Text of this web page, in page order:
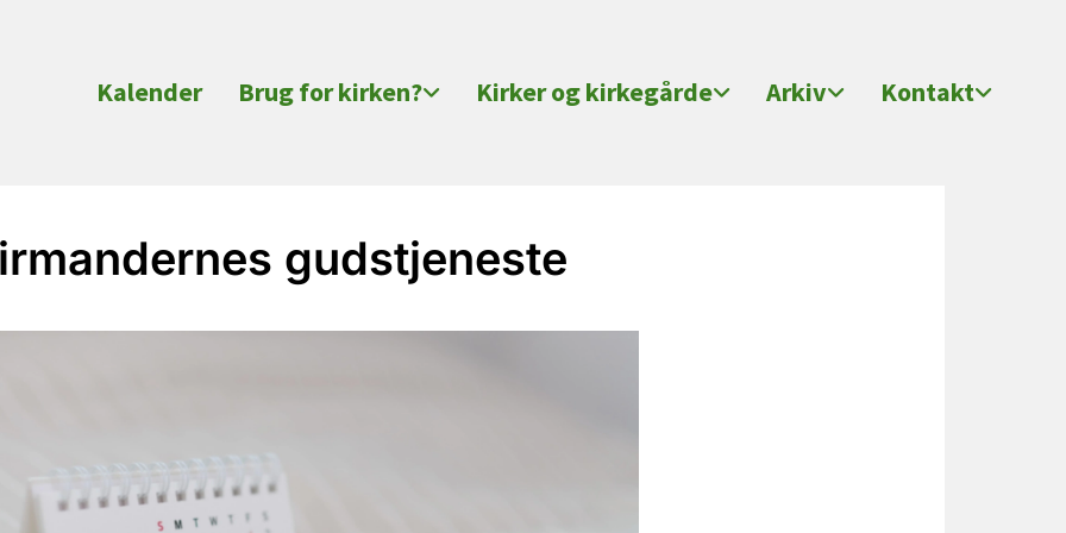
Kalender Brug for kirken? Kirker og kirkegårde Arkiv Kontakt
gudstjeneste